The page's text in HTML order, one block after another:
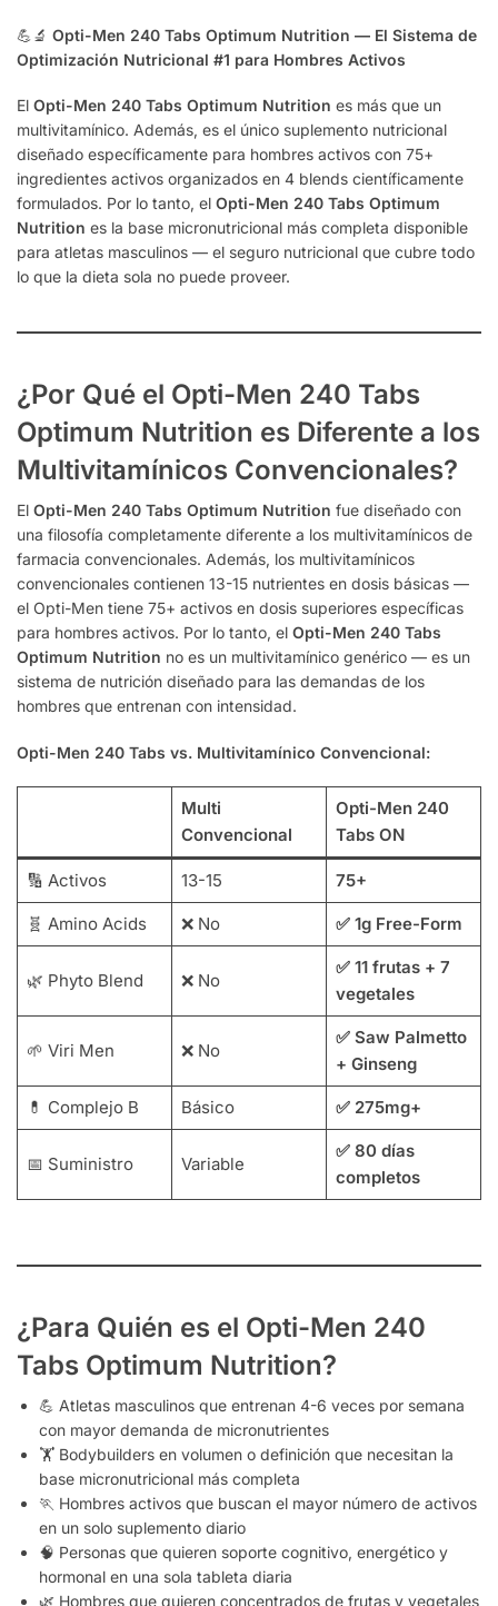
💪🔬 Opti-Men 240 Tabs Optimum Nutrition — El Sistema de
Optimización Nutricional #1 para Hombres Activos
El Opti-Men 240 Tabs Optimum Nutrition es más que un
multivitamínico. Además, es el único suplemento nutricional
diseñado específicamente para hombres activos con 75+
ingredientes activos organizados en 4 blends científicamente
formulados. Por lo tanto, el Opti-Men 240 Tabs Optimum
Nutrition es la base micronutricional más completa disponible
para atletas masculinos — el seguro nutricional que cubre todo
lo que la dieta sola no puede proveer.
¿Por Qué el Opti-Men 240 Tabs
Optimum Nutrition es Diferente a los
Multivitamínicos Convencionales?
El Opti-Men 240 Tabs Optimum Nutrition fue diseñado con
una filosofía completamente diferente a los multivitamínicos de
farmacia convencionales. Además, los multivitamínicos
convencionales contienen 13-15 nutrientes en dosis básicas —
el Opti-Men tiene 75+ activos en dosis superiores específicas
para hombres activos. Por lo tanto, el Opti-Men 240 Tabs
Optimum Nutrition no es un multivitamínico genérico — es un
sistema de nutrición diseñado para las demandas de los
hombres que entrenan con intensidad.
Opti-Men 240 Tabs vs. Multivitamínico Convencional:
Multi
Convencional
Opti-Men 240
Tabs ON
🔢 Activos 13-15 75+
🧬 Amino Acids ❌ No ✅ 1g Free-Form
🌿 Phyto Blend ❌ No
✅ 11 frutas + 7
vegetales
🌱 Viri Men ❌ No
✅ Saw Palmetto
+ Ginseng
💊 Complejo B Básico ✅ 275mg+
📅 Suministro Variable
✅ 80 días
completos
¿Para Quién es el Opti-Men 240
Tabs Optimum Nutrition?
💪 Atletas masculinos que entrenan 4-6 veces por semana
con mayor demanda de micronutrientes
🏋️ Bodybuilders en volumen o definición que necesitan la
base micronutricional más completa
🏃 Hombres activos que buscan el mayor número de activos
en un solo suplemento diario
🧠 Personas que quieren soporte cognitivo, energético y
hormonal en una sola tableta diaria
🌿 Hombres que quieren concentrados de frutas y vegetales